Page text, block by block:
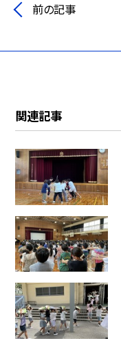
前の記事
関連記事